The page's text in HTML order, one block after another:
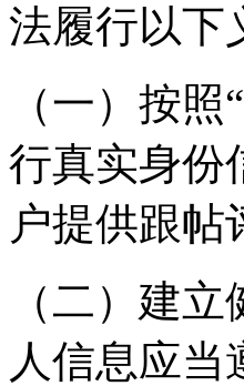
法履行以下
（一）按
行真实身份
户提供跟帖
（二）建
人信息应